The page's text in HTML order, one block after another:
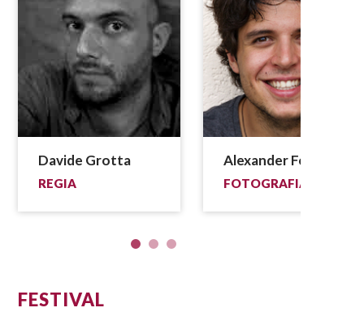
Davide Grotta
REGIA
Alexander Fontana
FOTOGRAFIA
FESTIVAL